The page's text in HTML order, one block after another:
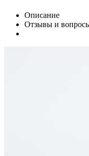
Описание
Отзывы и